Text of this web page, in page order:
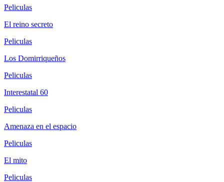
Peliculas
El reino secreto
Peliculas
Los Domirriqueños
Peliculas
Interestatal 60
Peliculas
Amenaza en el espacio
Peliculas
El mito
Peliculas